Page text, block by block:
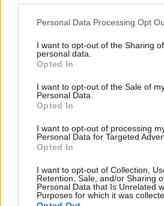
Please note that this website/app
not limited to your visit or usage
grant or deny consent to Google and
use your data for below specified
consent section.
Personal Data Processing Opt
I want to opt-out of the Sharing
personal data.
Opted In
I want to opt-out of the Sale of
Personal Data.
Opted In
I want to opt-out of processing
Personal Data for Targeted
Opted In
I want to opt-out of Collection,
Retention, Sale, and/or Sharing
Personal Data that Is Unrelated
Purposes for which it was
klímatudatos gondolkodás és a helyi
középpontba.
Történelmi táj,
mesél – megújul
Bicske Kelet